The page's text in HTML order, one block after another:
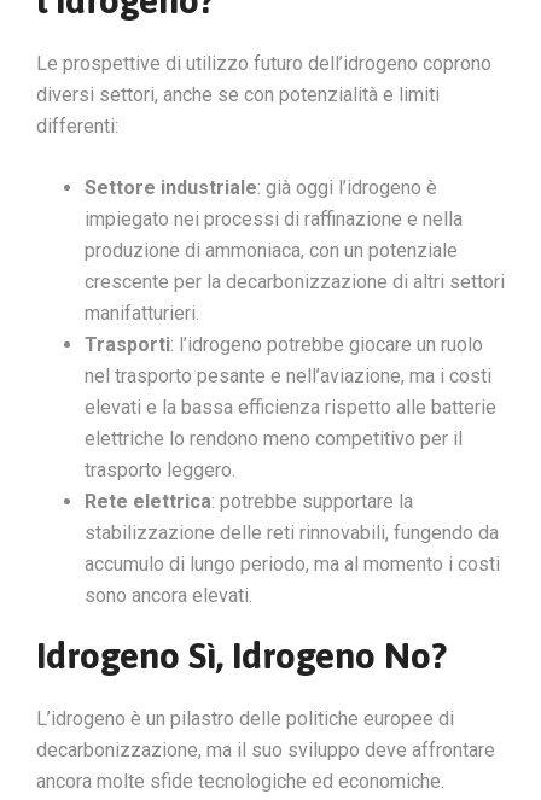
Le prospettive di utilizzo futuro dell’idrogeno coprono
diversi settori, anche se con potenzialità e limiti
differenti:
Settore industriale: già oggi l’idrogeno è
impiegato nei processi di raffinazione e nella
produzione di ammoniaca, con un potenziale
crescente per la decarbonizzazione di altri settori
manifatturieri.
Trasporti: l’idrogeno potrebbe giocare un ruolo
nel trasporto pesante e nell’aviazione, ma i costi
elevati e la bassa efficienza rispetto alle batterie
elettriche lo rendono meno competitivo per il
trasporto leggero.
Rete elettrica: potrebbe supportare la
stabilizzazione delle reti rinnovabili, fungendo da
accumulo di lungo periodo, ma al momento i costi
sono ancora elevati.
Idrogeno Sì, Idrogeno No?
L’idrogeno è un pilastro delle politiche europee di
decarbonizzazione, ma il suo sviluppo deve affrontare
ancora molte sfide tecnologiche ed economiche.